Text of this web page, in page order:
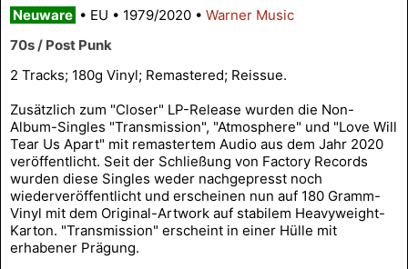
Neuware • EU • 1979/2020 • Warner Music
70s / Post Punk
2 Tracks; 180g Vinyl; Remastered; Reissue.
Zusätzlich zum "Closer" LP-Release wurden die Non-
Album-Singles "Transmission", "Atmosphere" und "Love Will
Tear Us Apart" mit remastertem Audio aus dem Jahr 2020
veröffentlicht. Seit der Schließung von Factory Records
wurden diese Singles weder nachgepresst noch
wiederveröffentlicht und erscheinen nun auf 180 Gramm-
Vinyl mit dem Original-Artwork auf stabilem Heavyweight-
Karton. "Transmission" erscheint in einer Hülle mit
erhabener Prägung.